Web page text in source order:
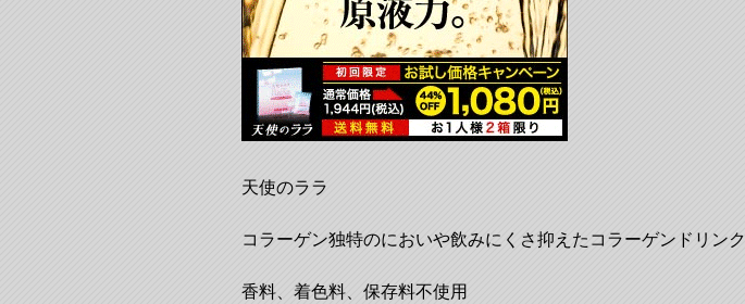
天使のララ
コラーゲン独特のにおいや飲みにくさ抑えたコラーゲンドリンク
香料、着色料、保存料不使用